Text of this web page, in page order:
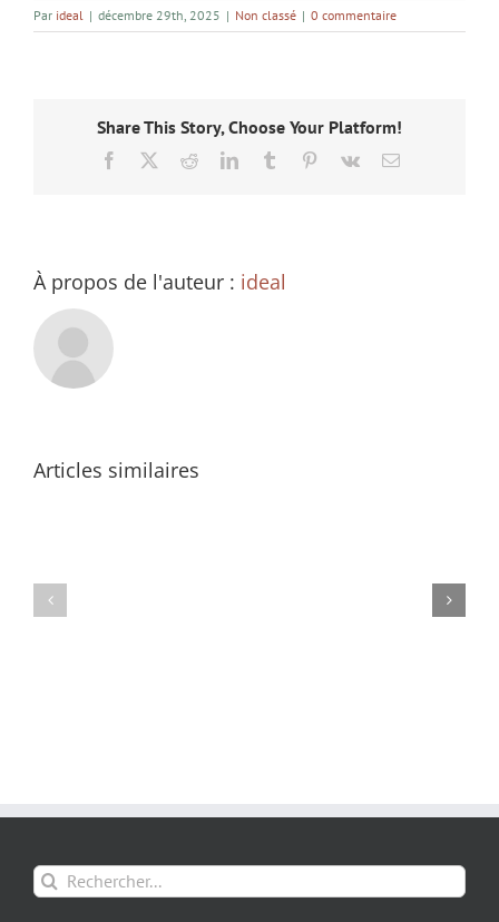
Par ideal | décembre 29th, 2025 | Non classé | 0 commentaire
Share This Story, Choose Your Platform!
Facebook RedditLinkedInTumblr Pinterest
Vk Email
À propos de l'auteur : ideal
Articles similaires
Rechercher: